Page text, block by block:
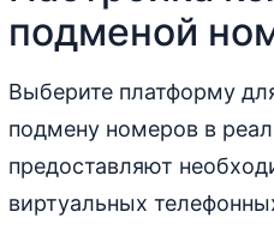
подменой
Выберите платформу
подмену номеров в
предоставляют
виртуальных